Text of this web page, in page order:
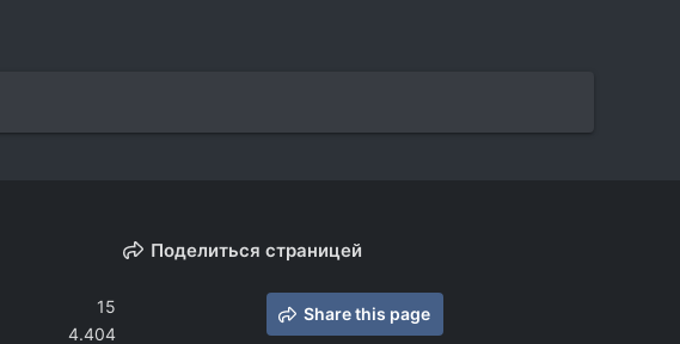
15
4.404
Поделиться страницей
Share this page